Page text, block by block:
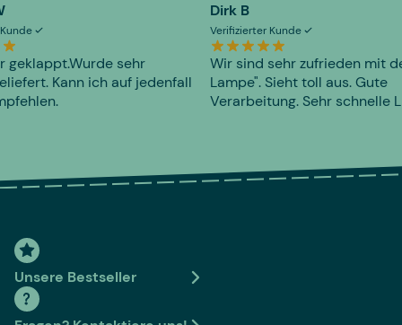
geklappt.Wurde sehr
Kann ich auf jedenfall
Dirk B
Verifizierter Kunde
Wir sind sehr zufrieden mit
Lampe". Sieht toll aus. Gute
Verarbeitung. Sehr schnelle
Unsere Bestseller